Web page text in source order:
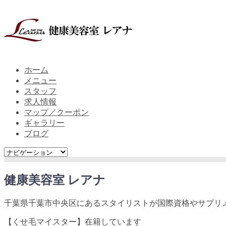
ホーム
メニュー
スタッフ
求人情報
マップ／クーポン
ギャラリー
ブログ
健康美容室 レアナ
千葉県千葉市中央区にあるスタイリストが国際資格やサプリ
【くせ毛マイスター】在籍しています